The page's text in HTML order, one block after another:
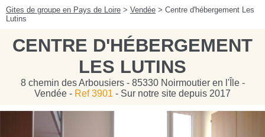
Gites de groupe en Pays de Loire > Vendée > Centre d'hébergement Les
Lutins
CENTRE D'HÉBERGEMENT
LES LUTINS
8 chemin des Arbousiers - 85330 Noirmoutier en l'Île -
Vendée - Ref 3901 - Sur notre site depuis 2017